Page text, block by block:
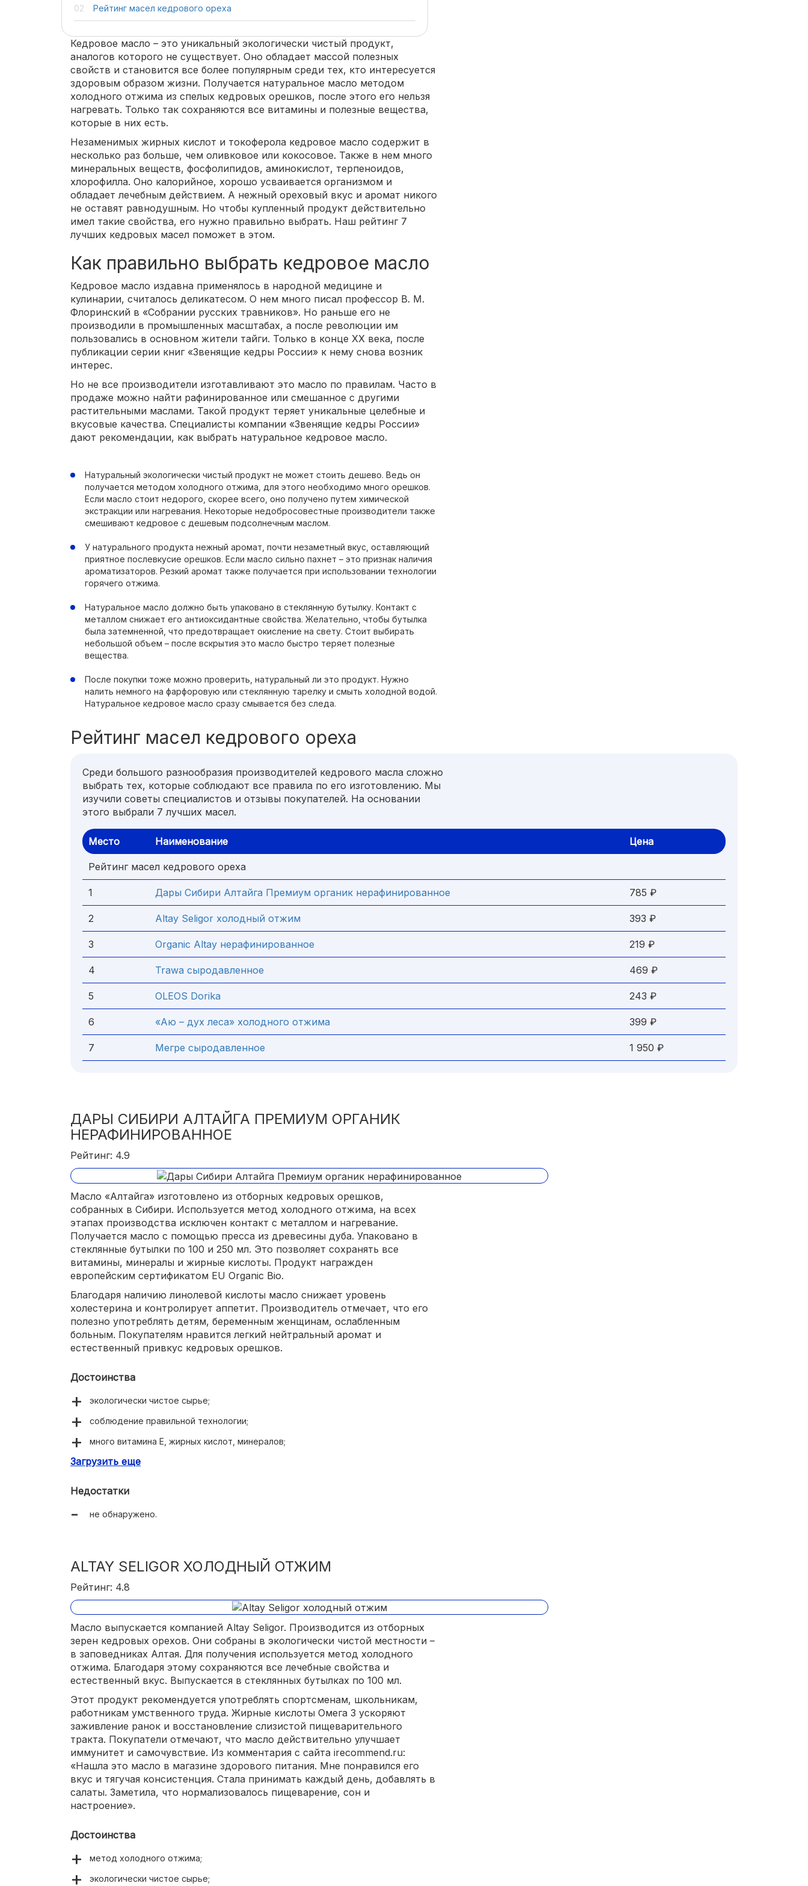
Рейтинг масел кедрового ореха
Кедровое масло – это уникальный экологически чистый продукт,
аналогов которого не существует. Оно обладает массой полезных
свойств и становится все более популярным среди тех, кто интересуется
здоровым образом жизни. Получается натуральное масло методом
холодного отжима из спелых кедровых орешков, после этого его нельзя
нагревать. Только так сохраняются все витамины и полезные вещества,
которые в них есть.
Незаменимых жирных кислот и токоферола кедровое масло содержит в
несколько раз больше, чем оливковое или кокосовое. Также в нем много
минеральных веществ, фосфолипидов, аминокислот, терпеноидов,
хлорофилла. Оно калорийное, хорошо усваивается организмом и
обладает лечебным действием. А нежный ореховый вкус и аромат никого
не оставят равнодушным. Но чтобы купленный продукт действительно
имел такие свойства, его нужно правильно выбрать. Наш рейтинг 7
лучших кедровых масел поможет в этом.
Как правильно выбрать кедровое масло
Кедровое масло издавна применялось в народной медицине и
кулинарии, считалось деликатесом. О нем много писал профессор В. М.
Флоринский в «Собрании русских травников». Но раньше его не
производили в промышленных масштабах, а после революции им
пользовались в основном жители тайги. Только в конце XX века, после
публикации серии книг «Звенящие кедры России» к нему снова возник
интерес.
Но не все производители изготавливают это масло по правилам. Часто в
продаже можно найти рафинированное или смешанное с другими
растительными маслами. Такой продукт теряет уникальные целебные и
вкусовые качества. Специалисты компании «Звенящие кедры России»
дают рекомендации, как выбрать натуральное кедровое масло.
Натуральный экологически чистый продукт не может стоить дешево. Ведь он
получается методом холодного отжима, для этого необходимо много орешков.
Если масло стоит недорого, скорее всего, оно получено путем химической
экстракции или нагревания. Некоторые недобросовестные производители также
смешивают кедровое с дешевым подсолнечным маслом.
У натурального продукта нежный аромат, почти незаметный вкус, оставляющий
приятное послевкусие орешков. Если масло сильно пахнет – это признак наличия
ароматизаторов. Резкий аромат также получается при использовании технологии
горячего отжима.
Натуральное масло должно быть упаковано в стеклянную бутылку. Контакт с
металлом снижает его антиоксидантные свойства. Желательно, чтобы бутылка
была затемненной, что предотвращает окисление на свету. Стоит выбирать
небольшой объем – после вскрытия это масло быстро теряет полезные
вещества.
После покупки тоже можно проверить, натуральный ли это продукт. Нужно
налить немного на фарфоровую или стеклянную тарелку и смыть холодной водой.
Натуральное кедровое масло сразу смывается без следа.
Рейтинг масел кедрового ореха
Среди большого разнообразия производителей кедрового масла сложно
выбрать тех, которые соблюдают все правила по его изготовлению. Мы
изучили советы специалистов и отзывы покупателей. На основании
этого выбрали 7 лучших масел.
Место Наименование Цена
Рейтинг масел кедрового ореха
1 Дары Сибири Алтайга Премиум органик нерафинированное 785 ₽
2 Altay Seligor холодный отжим 393 ₽
3 Organic Altay нерафинированное 219 ₽
4 Trawa сыродавленное 469 ₽
5 OLEOS Dorika 243 ₽
6 «Аю – дух леса» холодного отжима 399 ₽
7 Мегре сыродавленное 1 950 ₽
ДАРЫ СИБИРИ АЛТАЙГА ПРЕМИУМ ОРГАНИК
НЕРАФИНИРОВАННОЕ
Рейтинг: 4.9
Масло «Алтайга» изготовлено из отборных кедровых орешков,
собранных в Сибири. Используется метод холодного отжима, на всех
этапах производства исключен контакт с металлом и нагревание.
Получается масло с помощью пресса из древесины дуба. Упаковано в
стеклянные бутылки по 100 и 250 мл. Это позволяет сохранять все
витамины, минералы и жирные кислоты. Продукт награжден
европейским сертификатом EU Organic Bio.
Благодаря наличию линолевой кислоты масло снижает уровень
холестерина и контролирует аппетит. Производитель отмечает, что его
полезно употреблять детям, беременным женщинам, ослабленным
больным. Покупателям нравится легкий нейтральный аромат и
естественный привкус кедровых орешков.
Достоинства
экологически чистое сырье;
соблюдение правильной технологии;
много витамина Е, жирных кислот, минералов;
нейтральный аромат;
Загрузить еще
Недостатки
не обнаружено.
ALTAY SELIGOR ХОЛОДНЫЙ ОТЖИМ
Рейтинг: 4.8
Масло выпускается компанией Altay Seligor. Производится из отборных
зерен кедровых орехов. Они собраны в экологически чистой местности –
в заповедниках Алтая. Для получения используется метод холодного
отжима. Благодаря этому сохраняются все лечебные свойства и
естественный вкус. Выпускается в стеклянных бутылках по 100 мл.
Этот продукт рекомендуется употреблять спортсменам, школьникам,
работникам умственного труда. Жирные кислоты Омега 3 ускоряют
заживление ранок и восстановление слизистой пищеварительного
тракта. Покупатели отмечают, что масло действительно улучшает
иммунитет и самочувствие. Из комментария с сайта irecommend.ru:
«Нашла это масло в магазине здорового питания. Мне понравился его
вкус и тягучая консистенция. Стала принимать каждый день, добавлять в
салаты. Заметила, что нормализовалось пищеварение, сон и
настроение».
Достоинства
метод холодного отжима;
экологически чистое сырье;